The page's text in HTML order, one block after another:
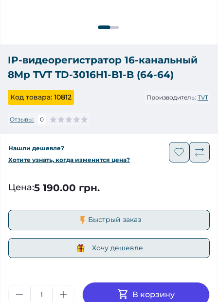
IP-видеорегистратор 16-канальный
8Mp TVT TD-3016H1-B1-B (64-64)
Код товара: 10812 Производитель: TVT
Отзывы: 0
Нашли дешевле?
Хотите узнать, когда изменится цена?
Цена:5 190.00 грн.
Быстрый заказ
Хочу дешевле
В корзину